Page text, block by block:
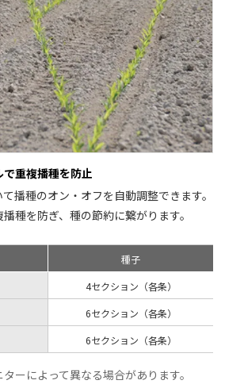
重複播種を防止
播種のオン・オフを自動調整できます。
種を防ぎ、種の節約に繋がります。
種子
4セクション（各条）
6セクション（各条）
6セクション（各条）
ーによって異なる場合があります。